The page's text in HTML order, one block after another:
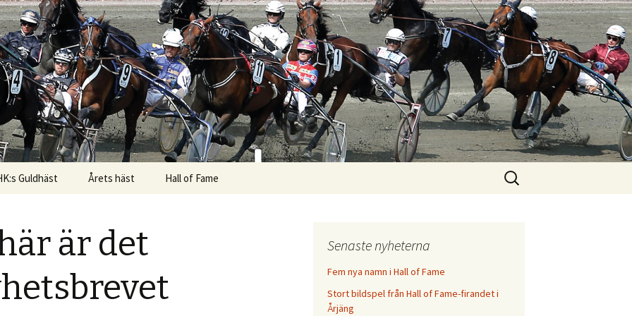
Guldhäst Årets häst Hall of Fame
Search
for:
är det
Senaste nyheterna
Fem nya namn i Hall of Fame
Stort bildspel från Hall of Fame-firandet i
Årjäng